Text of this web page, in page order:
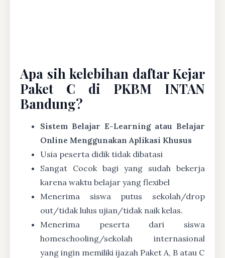
Apa sih kelebihan daftar Kejar
Paket C di PKBM INTAN
Bandung?
Sistem Belajar E-Learning atau Belajar
Online Menggunakan Aplikasi Khusus
Usia peserta didik tidak dibatasi
Sangat Cocok bagi yang sudah bekerja
karena waktu belajar yang flexibel
Menerima siswa putus sekolah/drop
out/tidak lulus ujian/tidak naik kelas.
Menerima peserta dari siswa
homeschooling/sekolah internasional
yang ingin memiliki ijazah Paket A, B atau C